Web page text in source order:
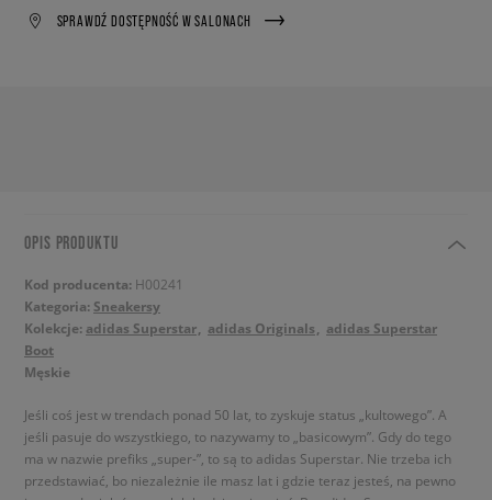
SPRAWDŹ DOSTĘPNOŚĆ W SALONACH
OPIS PRODUKTU
Kod producenta: H00241
Kategoria: Sneakersy
Kolekcje: adidas Superstar adidas Originals
adidas Superstar
Boot
Męskie
Jeśli coś jest w trendach ponad 50 lat, to zyskuje status „kultowego”. A
jeśli pasuje do wszystkiego, to nazywamy to „basicowym”. Gdy do tego
ma w nazwie prefiks „super-”, to są to adidas Superstar. Nie trzeba ich
przedstawiać, bo niezależnie ile masz lat i gdzie teraz jesteś, na pewno